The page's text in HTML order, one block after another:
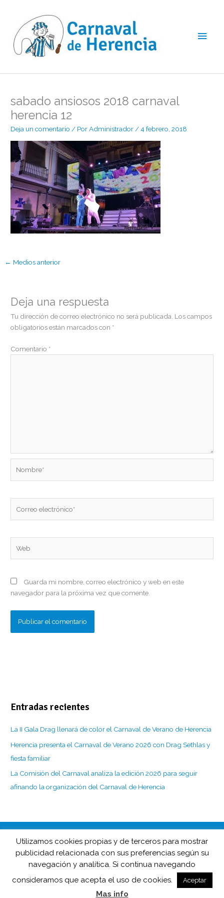
contenido
sabado ansiosos 2018 carnaval
herencia 12
Deja un comentario / PorAdministrador/4 febrero, 2018
← Medios anterior
Deja una respuesta
Tu dirección de correo electrónico no será publicada. Los campos
obligatorios están marcados con *
Comentario *
electrónico*
Guarda mi nombre, correo electrónico y web en este
navegador para la próxima vez que comente.
Entradas recientes
La II Gala Drag llenará de color el Carnaval de Verano de Herencia
Herencia presenta el Carnaval de Verano 2026 con Drag Sethlas y
fiesta familiar
La Comisión del Carnaval analiza la edición 2026 para seguir
afinando la organización del Carnaval de Herencia
CarnavaldeHerencia.es es la web de información de esta popular
fiesta manchega desarrollada por
Barco de Colegas y D.O. Carnaval de Herencia en colaboración
conHerencia.net.
Un diseño web de Color Vivo Internet
Utilizamos cookies propias y de terceros para mostrar
publicidad relacionada con sus preferencias según su
navegación y analítica. Si continua navegando
consideramos que acepta el uso de cookies.
Aceptar
Mas info